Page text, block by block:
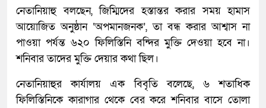
নেতানিয়াহু বলছেন, জিম্মিদের হস্তান্তর করার সময় হামাস
আয়োজিত অনুষ্ঠান ‘অপমানজনক’, তা বন্ধ করার আশ্বাস না
পাওয়া পর্যন্ত ৬২০ ফিলিস্তিনি বন্দির মুক্তি দেওয়া হবে না।
শনিবার তাদের মুক্তি দেয়ার কথা ছিল।
নেতানিয়াহুর কার্যালয় এক বিবৃতি বলেছে, ৬ শতাধিক
ফিলিস্তিনিকে কারাগার থেকে বের করে শনিবার বাসে তোলা